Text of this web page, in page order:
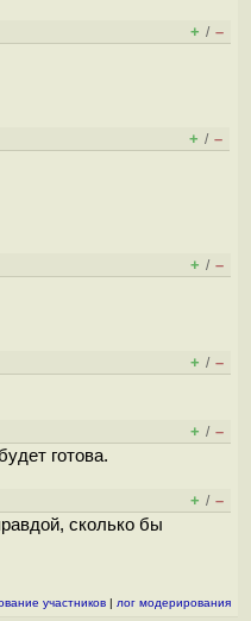
+ / –
+ / –
+ / –
+ / –
+ / –
готова.
+ / –
сколько бы
участников | лог модерирования